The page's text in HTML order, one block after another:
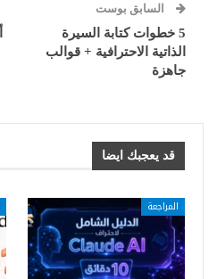
السابق بوست
5 خطوات كتابة السيرة
الذاتية الاحترافية + قوالب
جاهزة
قد يعجبك ايضا
المراجعة